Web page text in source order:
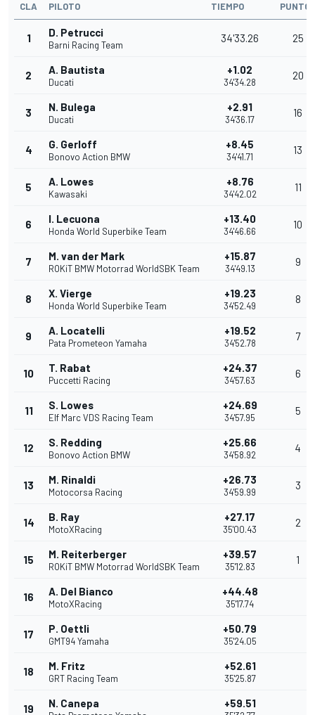
CLA PILOTO TIEMPO PUNTOS
1 D. Petrucci
Barni Racing Team
34'33.26 25
2 A. Bautista
Ducati
+1.02
34'34.28
20
3 N. Bulega
Ducati
+2.91
34'36.17
16
4 G. Gerloff
Bonovo Action BMW
+8.45
34'41.71
13
5 A. Lowes
Kawasaki
+8.76
34'42.02
11
6 I. Lecuona
Honda World Superbike Team
+13.40
34'46.66
10
7 M. van der Mark
ROKiT BMW Motorrad WorldSBK Team
+15.87
34'49.13
9
8 X. Vierge
Honda World Superbike Team
+19.23
34'52.49
8
9 A. Locatelli
Pata Prometeon Yamaha
+19.52
34'52.78
7
10 T. Rabat
Puccetti Racing
+24.37
34'57.63
6
11 S. Lowes
Elf Marc VDS Racing Team
+24.69
34'57.95
5
12 S. Redding
Bonovo Action BMW
+25.66
34'58.92
4
13 M. Rinaldi
Motocorsa Racing
+26.73
34'59.99
3
14 B. Ray
MotoXRacing
+27.17
35'00.43
2
15 M. Reiterberger
ROKiT BMW Motorrad WorldSBK Team
+39.57
35'12.83
1
16 A. Del Bianco
MotoXRacing
+44.48
35'17.74
17 P. Oettli
GMT94 Yamaha
+50.79
35'24.05
18 M. Fritz
GRT Racing Team
+52.61
35'25.87
19 N. Canepa +59.51